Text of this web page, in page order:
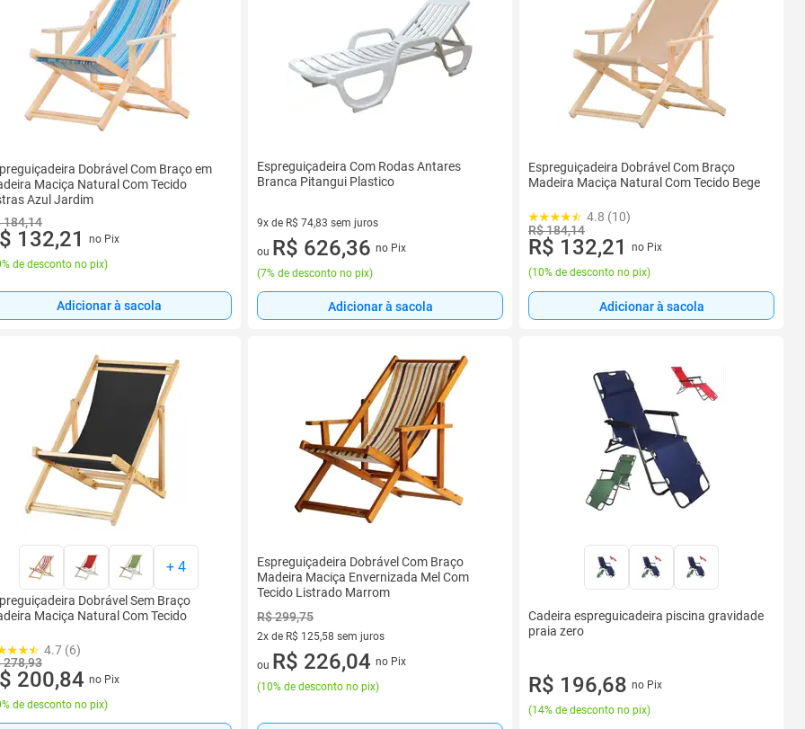
Dobrável Com Braço em
Maciça Natural Com Tecido
Azul Jardim
184,14
132,21
no Pix
de desconto no pix)
Adicionar à sacola
Espreguiçadeira Com Rodas Antares
Branca Pitangui Plastico
9x de R$ 74,83 sem juros
9 vez de R$ 74,83 sem juros
ou R$ 626,36 no Pix
(7% de desconto no pix)
Adicionar à sacola
Espreguiçadeira Dobrável Com Braço
Madeira Maciça Natural Com Tecido Bege
4.8 (10)
R$ 184,14
R$ 132,21
no Pix
(10% de desconto no pix)
Adicionar à sacola
+ 4
Dobrável Sem Braço
Maciça Natural Com Tecido
4.7 (6)
278,93
200,84 no Pix
de desconto no pix)
Espreguiçadeira Dobrável Com Braço
Madeira Maciça Envernizada Mel Com
Tecido Listrado Marrom
R$ 299,75
2x de R$ 125,58 sem juros
2 vez de R$ 125,58 sem juros
ou R$ 226,04 no Pix
(10% de desconto no pix)
Cadeira espreguicadeira piscina gravidade
praia zero
R$ 196,68 no Pix
(14% de desconto no pix)